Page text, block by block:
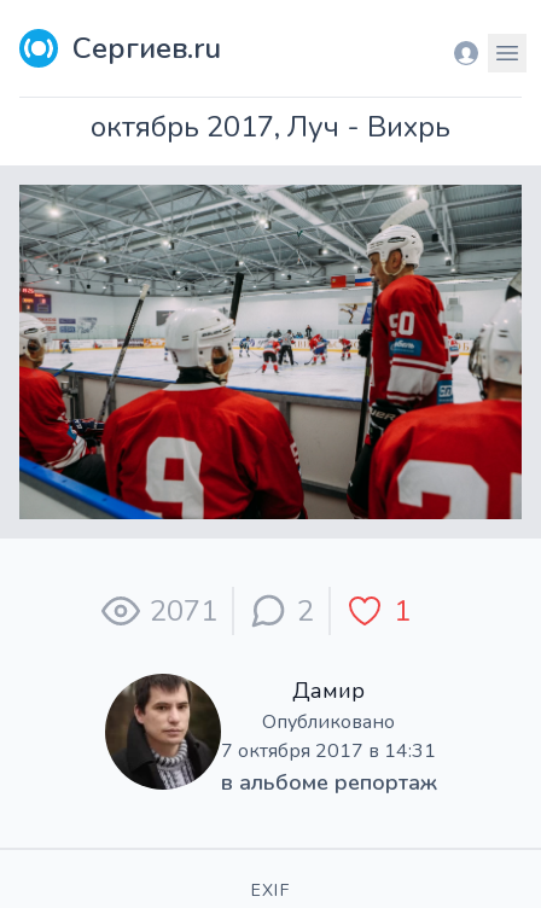
Сергиев.ru Вход
октябрь 2017, Луч - Вихрь
2071 2 1
Дамир
Опубликовано
7 октября 2017 в 14:31
в альбоме репортаж
EXIF